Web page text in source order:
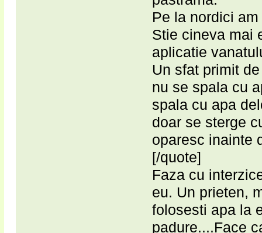
Pe la nordici
Stie cineva mai
aplicatie
Un sfat primit
nu se spala cu
spala cu apa
doar se sterge
oparesc inainte
[/quote]
Faza cu
eu. Un prieten,
folosesti apa la
padure....Face